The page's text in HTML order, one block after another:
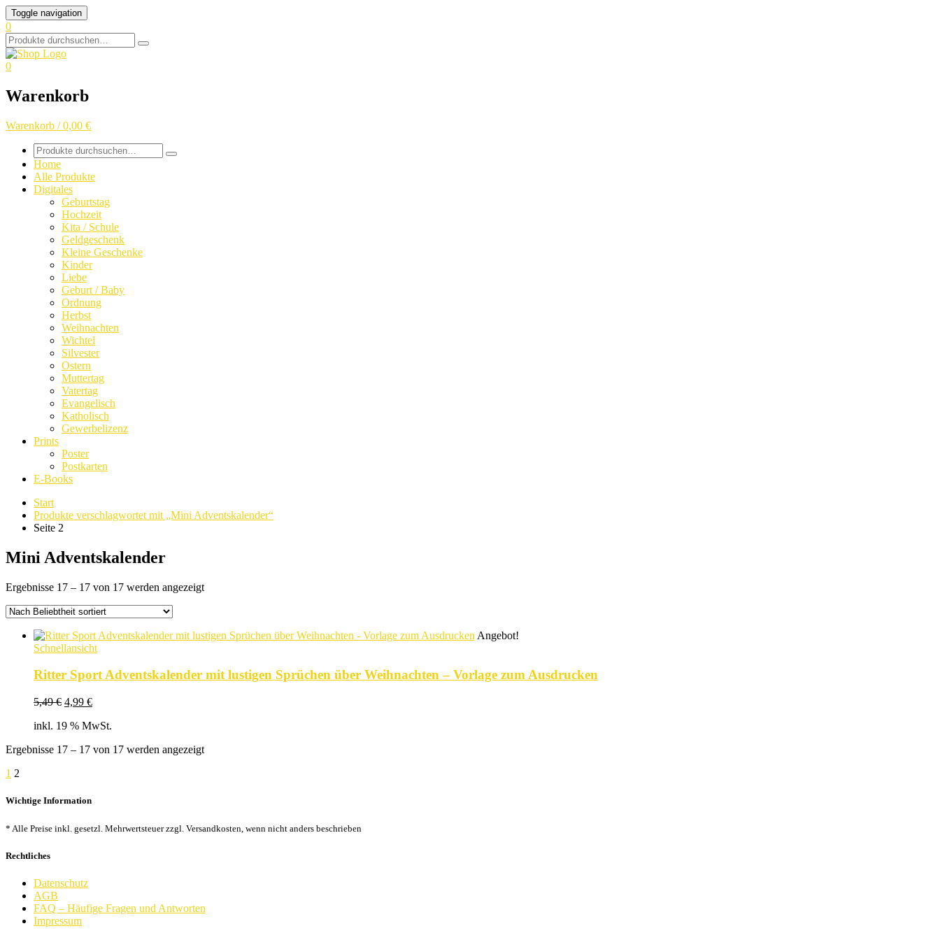
Skip
to
content
Toggle navigation
0
Search
for:
0
Warenkorb
Warenkorb / 0,00 €
Search
for:
Home
Alle Produkte
Digitales
Geburtstag
Hochzeit
Kita / Schule
Geldgeschenk
Kleine Geschenke
Kinder
Liebe
Geburt / Baby
Ordnung
Herbst
Weihnachten
Wichtel
Silvester
Ostern
Muttertag
Vatertag
Evangelisch
Katholisch
Gewerbelizenz
Prints
Poster
Postkarten
E-Books
Start
Produkte verschlagwortet mit „Mini Adventskalender“
Seite 2
Mini Adventskalender
Ergebnisse 17 – 17 von 17 werden angezeigtNach
Angebot!
Schnellansicht
Ritter Sport Adventskalender mit lustigen Sprüchen über Weihnachten – Vorlage zum Ausdrucken
5,49€ Ursprünglicher
war:
4,99 €Aktueller
ist:
inkl. 19 % MwSt.
Ergebnisse 17 – 17 von 17 werden angezeigtNach
1 2
Wichtige Information
* Alle Preise inkl. gesetzl. Mehrwertsteuer zzgl. Versandkosten, wenn nicht anders beschrieben
Rechtliches
Datenschutz
AGB
FAQ – Häufige Fragen und Antworten
Impressum